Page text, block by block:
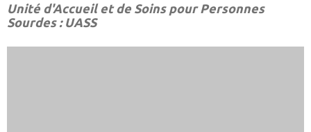
Unité d'Accueil et de Soins pour Personnes
Sourdes : UASS